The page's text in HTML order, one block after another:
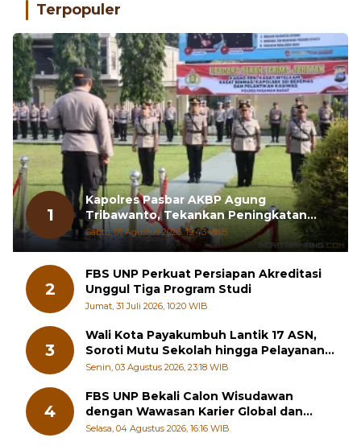
Terpopuler
1
Kapolres Pasbar AKBP Agung
Tribawanto, Tekankan Peningkatan
Pelayanan dan Sinergi dengan
Masyarakat
Sabtu, 01 Agustus 2026, 19:43 WIB
2
FBS UNP Perkuat Persiapan Akreditasi
Unggul Tiga Program Studi
Jumat, 31 Juli 2026, 10:20 WIB
3
Wali Kota Payakumbuh Lantik 17 ASN,
Soroti Mutu Sekolah hingga Pelayanan
RSUD
Senin, 03 Agustus 2026, 23:18 WIB
4
FBS UNP Bekali Calon Wisudawan
dengan Wawasan Karier Global dan
Kewirausahaan Kreatif
Selasa, 04 Agustus 2026, 16:16 WIB